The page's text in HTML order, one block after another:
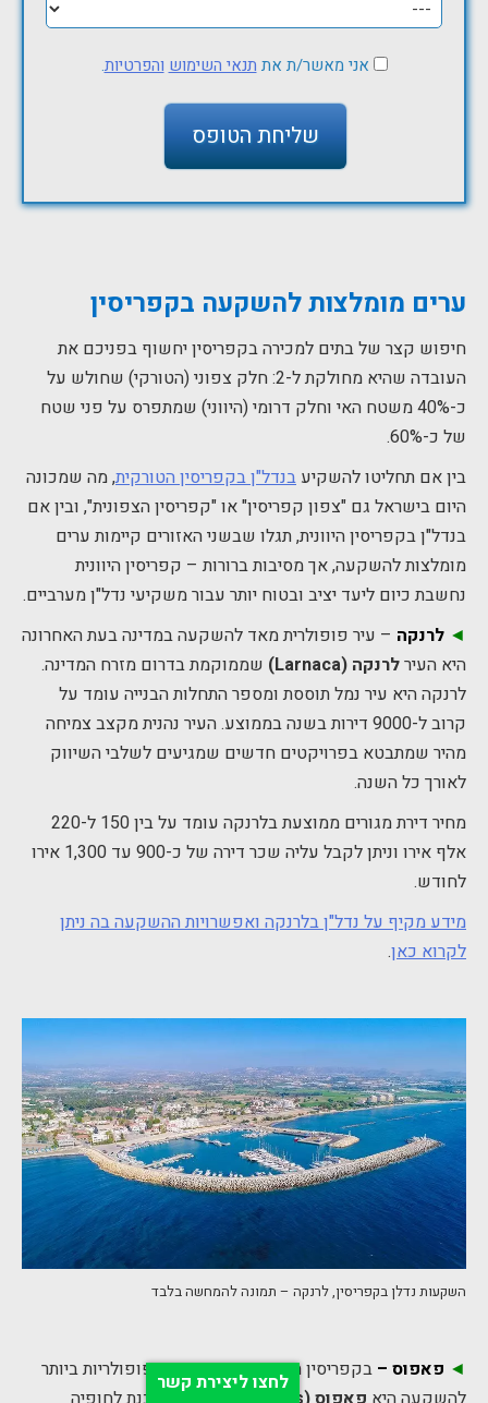
אני מאשר/ת את תנאי השימוש והפרטיות.
ערים מומלצות להשקעה בקפריסין
חיפוש קצר של בתים למכירה בקפריסין יחשוף בפניכם את
העובדה שהיא מחולקת ל-2: חלק צפוני (הטורקי) שחולש על
כ-40% משטח האי וחלק דרומי (היווני) שמתפרס על פני שטח
של כ-60%.
בין אם תחליטו להשקיע בנדל"ן בקפריסין הטורקית, מה שמכונה
היום בישראל גם "צפון קפריסין" או "קפריסין הצפונית", ובין אם
בנדל"ן בקפריסין היוונית, תגלו שבשני האזורים קיימות ערים
מומלצות להשקעה, אך מסיבות ברורות – קפריסין היוונית
נחשבת כיום ליעד יציב ובטוח יותר עבור משקיעי נדל"ן מערביים.
◄ לרנקה – עיר פופולרית מאד להשקעה במדינה בעת האחרונה
היא העירלרנקה (Larnaca)
שממוקמת בדרום מזרח המדינה.
לרנקה היא עיר נמל תוססת ומספר התחלות הבנייה עומד על
קרוב ל-9000 דירות בשנה בממוצע. העיר נהנית מקצב צמיחה
מהיר שמתבטא בפרויקטים חדשים שמגיעים לשלבי השיווק
לאורך כל השנה.
מחיר דירת מגורים ממוצעת בלרנקה עומד על בין 150 ל-220
אלף אירו וניתן לקבל עליה שכר דירה של כ-900 עד 1,300 אירו
לחודש.
מידע מקיף על נדל"ן בלרנקה ואפשרויות ההשקעה בה ניתן
לקרוא כאן.
השקעות נדלן בקפריסין, לרנקה – תמונה להמחשה בלבד
◄ פאפוס – בקפריסין היוונית, אחת הערים הפופולריות ביותר
לחצו ליצירת קשר